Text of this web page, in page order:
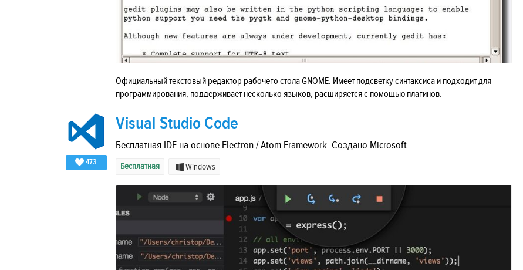
Официальный текстовый редактор рабочего стола GNOME. Имеет подсветку синтаксиса и подходит для
программирования, поддерживает несколько языков, расширяется с помощью плагинов.
473
Visual Studio Code
Бесплатная IDE на основе Electron / Atom Framework. Создано Microsoft.
Бесплатная Windows